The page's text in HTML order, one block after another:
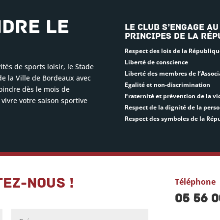
le
de sports loisir, le Stade
la Ville de Bordeaux avec
dès le mois de
votre saison sportive
Le club s’engage
principes de la
Respect des lois de la
Liberté de conscience
Liberté des membres de
Egalité et non-discrimination
Fraternité et prévention de la
Respect de la dignité de la
Respect des symboles de la
nous ! Téléphone
05 56